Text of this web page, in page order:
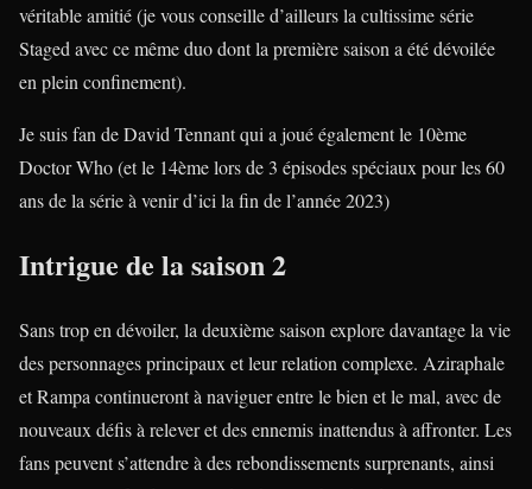
véritable amitié (je vous conseille d’ailleurs la cultissime série
Staged avec ce même duo dont la première saison a été dévoilée
en plein confinement).
Je suis fan de David Tennant qui a joué également le 10ème
Doctor Who (et le 14ème lors de 3 épisodes spéciaux pour les 60
ans de la série à venir d’ici la fin de l’année 2023)
Intrigue de la saison 2
Sans trop en dévoiler, la deuxième saison explore davantage la vie
des personnages principaux et leur relation complexe. Aziraphale
et Rampa continueront à naviguer entre le bien et le mal, avec de
nouveaux défis à relever et des ennemis inattendus à affronter. Les
fans peuvent s’attendre à des rebondissements surprenants, ainsi